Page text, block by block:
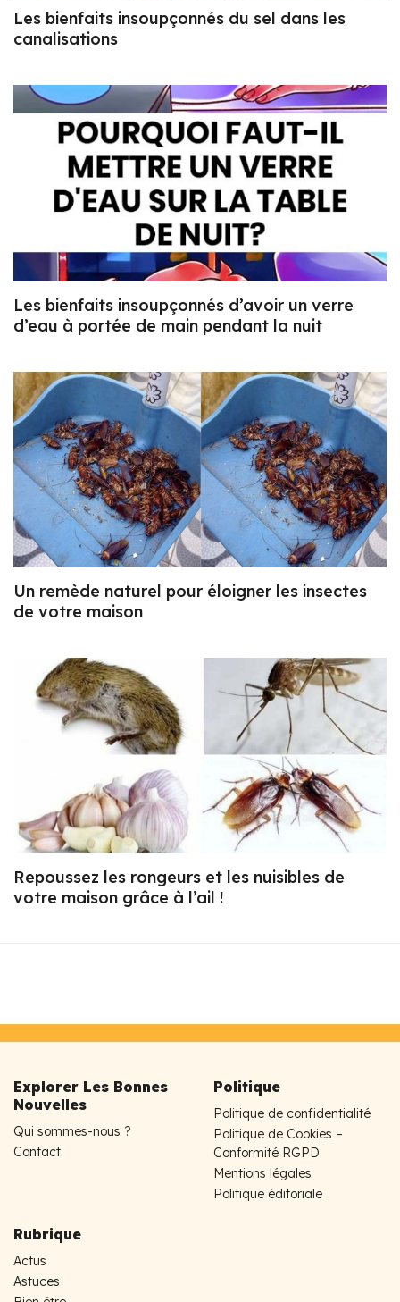
Les bienfaits insoupçonnés du sel dans les
canalisations
Les bienfaits insoupçonnés d’avoir un verre
d’eau à portée de main pendant la nuit
Un remède naturel pour éloigner les insectes
de votre maison
Repoussez les rongeurs et les nuisibles de
votre maison grâce à l’ail !
Explorer Les Bonnes
Nouvelles
Qui sommes-nous ?
Contact
Politique
Politique de confidentialité
Politique de Cookies –
Conformité RGPD
Mentions légales
Politique éditoriale
Rubrique
Actus
Astuces